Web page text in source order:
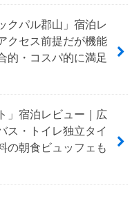
クパル郡山」宿泊レ
クセス前提だが機能
的・コスパ的に満足
」宿泊レビュー｜広
ス・トイレ独立タイ
の朝食ビュッフェも